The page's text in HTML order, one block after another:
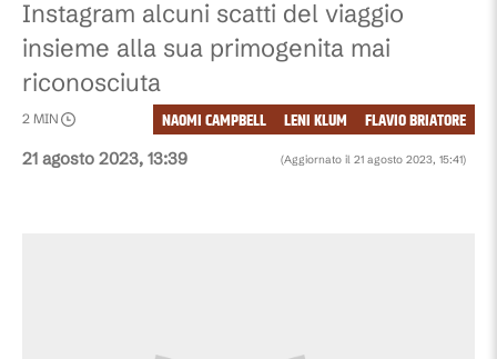
Instagram alcuni scatti del viaggio
insieme alla sua primogenita mai
riconosciuta
21 agosto 2023, 13:39 (Aggiornato il 21 agosto 2023, 15:41)
2 MIN FLAVIO BRIATORE
LENI KLUM
NAOMI CAMPBELL